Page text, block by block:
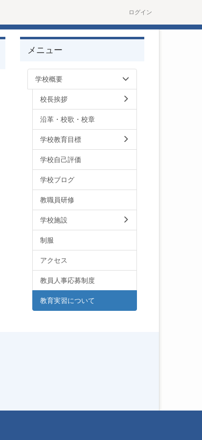
ログイン
メニュー
学校概要
校長挨拶
沿革・校歌・校章
学校教育目標
学校自己評価
学校ブログ
教職員研修
学校施設
制服
アクセス
教員人事応募制度
教育実習について